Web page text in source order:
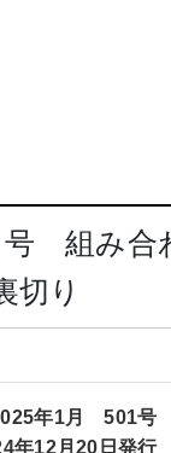
号 組み合
切り
年1月 501号
年12月20 日発行